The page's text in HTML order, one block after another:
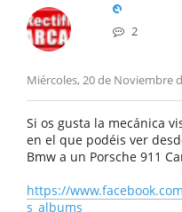
2
Miércoles, 20 de Noviembre
Si os gusta la mecánica
en el que podéis ver
Bmw a un Porsche 911
https://
s_albums